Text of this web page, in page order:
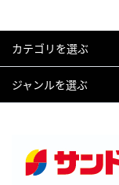
カテゴリを選ぶ
ジャンルを選ぶ